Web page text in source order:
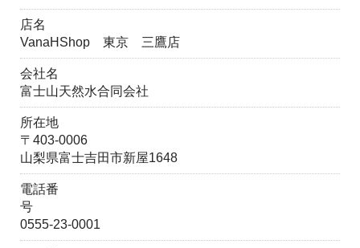
店名
VanaHShop 東京 三鷹店
会社名
富士山天然水合同会社
所在地
〒403-0006
山梨県富士吉田市新屋1648
電話番
号
0555-23-0001